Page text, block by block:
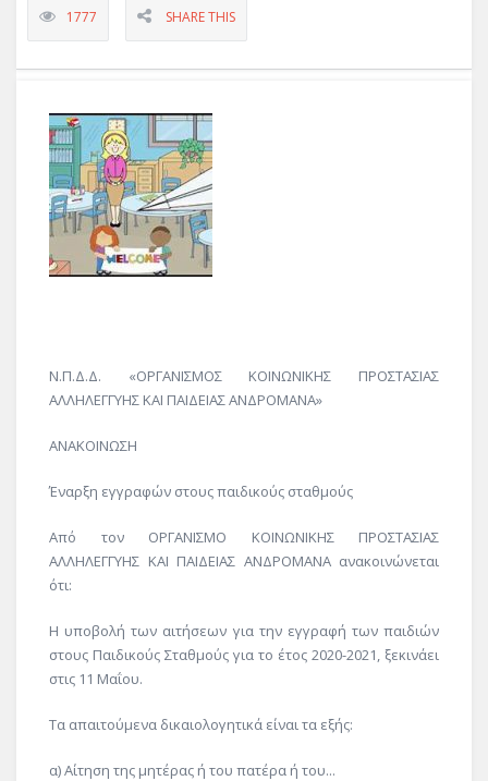
1777 SHARE THIS
Ν.Π.Δ.Δ. «ΟΡΓΑΝΙΣΜΟΣ ΚΟΙΝΩΝΙΚΗΣ ΠΡΟΣΤΑΣΙΑΣ
ΑΛΛΗΛΕΓΓΥΗΣ ΚΑΙ ΠΑΙΔΕΙΑΣ ΑΝΔΡΟΜΑΝΑ»
ΑΝΑΚΟΙΝΩΣΗ
Έναρξη εγγραφών στους παιδικούς σταθμούς
Από τον ΟΡΓΑΝΙΣΜΟ ΚΟΙΝΩΝΙΚΗΣ ΠΡΟΣΤΑΣΙΑΣ
ΑΛΛΗΛΕΓΓΥΗΣ ΚΑΙ ΠΑΙΔΕΙΑΣ ΑΝΔΡΟΜΑΝΑ ανακοινώνεται
ότι:
Η υποβολή των αιτήσεων για την εγγραφή των παιδιών
στους Παιδικούς Σταθμούς για το έτος 2020-2021, ξεκινάει
στις 11 Μαΐου.
Τα απαιτούμενα δικαιολογητικά είναι τα εξής:
α) Αίτηση της μητέρας ή του πατέρα ή του...